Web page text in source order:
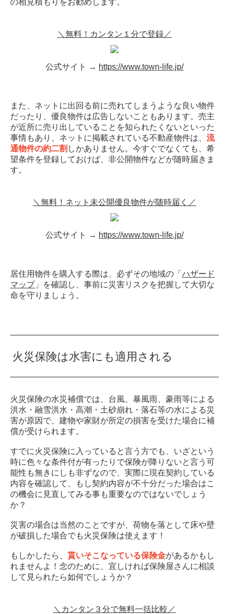
＼無料！カンタン１分で登録／
公式サイト → https://www.town-life.jp/
また、ネットに出回る前に売れてしまうような良い物件
だったり、優良物件は広告しないこともあります。売主
が近所に売り出していることを知られたくないといった
事情もあり、ネットに掲載されている不動産物件は、 流
通物件の約二割 しかありません。今すぐでなくても、希
望条件を登録しておけば、非公開物件などが随時届きま
す。
＼無料！ネット未公開優良物件が随時届く／
公式サイト → https://www.town-life.jp/
居住用物件を購入する際は、必ずその地域の「 ハザード
マップ」を確認し、事前に災害リスクを把握して大切な
命を守りましょう。
火災保険は水害にも適用される
火災保険の水災補償では、台風、暴風雨、豪雨等による
洪水・融雪洪水・高潮・土砂崩れ・落石等の水による災
害が原因で、建物や家財が所定の損害を受けた場合に補
償が受けられます。
すでに火災保険に入っていると言う方でも、いざという
時に色々な条件付が有ったりで保険が降りないと言う可
能性も無きにしも非ずなので、実際に現在契約している
内容を確認して、もし契約内容が不十分だった場合はこ
の機会に見直してみる事も重要なのではないでしょう
か？
災害の場合は当然のことですが、荷物を落として床や壁
が破損した場合でも火災保険は使えます！
もしかしたら、 貰いそこなっている保険金があるかもし
れませんよ！念のために、宜しければ保険屋さんに相談
して見られたら如何でしょうか？
＼カンタン３分で無料一括比較／